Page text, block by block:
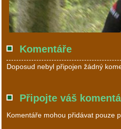
Komentáře
Doposud nebyl připojen žádný
Připojte váš
Komentáře mohou přidávat pouze